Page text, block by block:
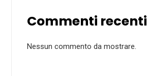
Commenti recenti
Nessun commento da mostrare.